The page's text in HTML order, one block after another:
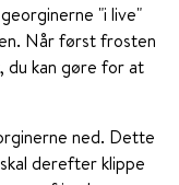
"i live"
Når først frosten
kan gøre for at
ned. Dette
derefter klippe